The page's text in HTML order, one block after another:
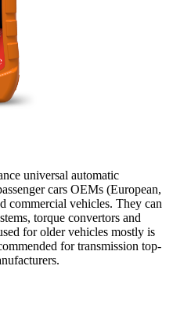
universal automatic
cars OEMs (European,
commercial vehicles. They can
torque convertors and
for older vehicles mostly is
for transmission top-